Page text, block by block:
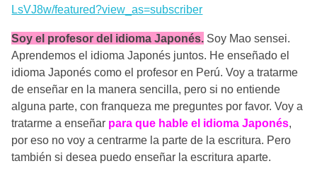
LsVJ8w/featured?view_as=subscriber
Soy el profesor del idioma Japonés. Soy Mao sensei.
Aprendemos el idioma Japonés juntos. He enseñado el
idioma Japonés como el profesor en Perú. Voy a tratarme
de enseñar en la manera sencilla, pero si no entiende
alguna parte, con franqueza me preguntes por favor. Voy a
tratarme a enseñar para que hable el idioma Japonés,
por eso no voy a centrarme la parte de la escritura. Pero
también si desea puedo enseñar la escritura aparte.